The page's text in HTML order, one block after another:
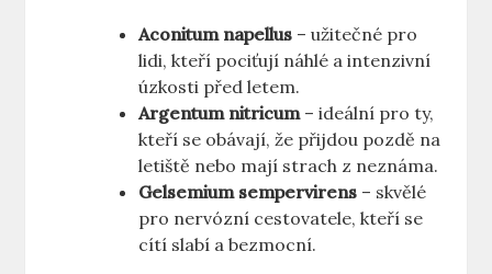
Aconitum napellus – užitečné pro
lidi, kteří pociťují náhlé a intenzivní
úzkosti před letem.
Argentum nitricum– ideální pro ty,
kteří se obávají, že přijdou pozdě na
letiště nebo mají strach z neznáma.
Gelsemium sempervirens – skvělé
pro nervózní cestovatele, kteří se
cítí slabí a bezmocní.